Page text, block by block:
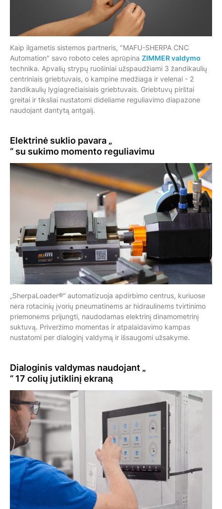
Kaip ilgametis sistemos partneris, "MAFU-SHERPA CNC
Automation" savo roboto celes aprūpina ZIMMER valdymo
technika. Apvalių strypų ruošiniai užspaudžiami 3 žandikaulių
centriniais griebtuvais, o kampinė medžiaga ir velenai - 2
žandikaulių lygiagrečiaisiais griebtuvais. Griebtuvų pirštai
greitai ir tiksliai nustatomi dideliame reguliavimo diapazone
naudojant dantytą antgalį.
Elektrinė suklio pavara „
“ su sukimo momento reguliavimu
„SherpaLoader®“ automatizuoja apdirbimo centrus, kuriuose
nėra rotacinių įvorių pneumatinėms ar hidraulinėms tvirtinimo
priemonėms prijungti, naudodamas elektrinį dinamometrinį
suktuvą. Priveržimo momentas ir atpalaidavimo kampas
nustatomi per dialoginį valdymą ir išsaugomi užsakyme.
Dialoginis valdymas naudojant „
“ 17 colių jutiklinį ekraną